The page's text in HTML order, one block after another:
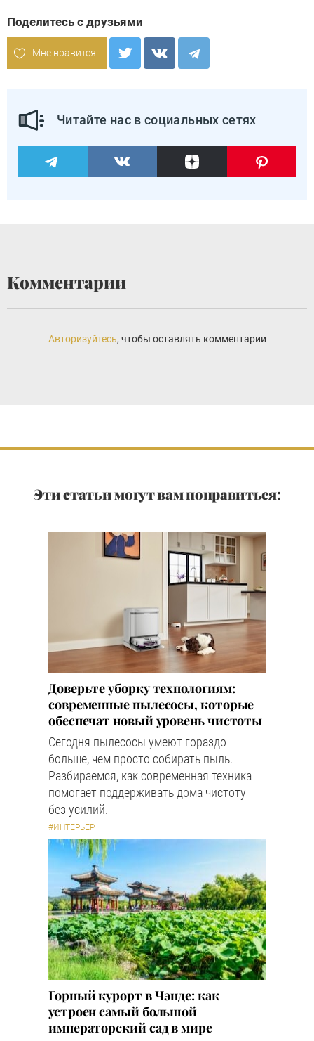
Поделитесь с друзьями
Мне нравится
Читайте нас в социальных сетях
Комментарии
Авторизуйтесь, чтобы оставлять комментарии
Эти статьи могут вам понравиться:
Доверьте уборку технологиям:
современные пылесосы, которые
обеспечат новый уровень чистоты
Сегодня пылесосы умеют гораздо
больше, чем просто собирать пыль.
Разбираемся, как современная техника
помогает поддерживать дома чистоту
без усилий.
#ИНТЕРЬЕР
Горный курорт в Чэнде: как
устроен самый большой
императорский сад в мире